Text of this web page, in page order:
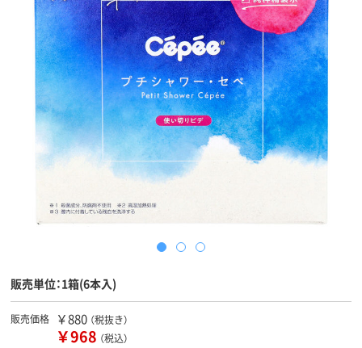
販売単位：1箱(6本入)
販売価格 ￥880 （税抜き）
￥968 （税込）